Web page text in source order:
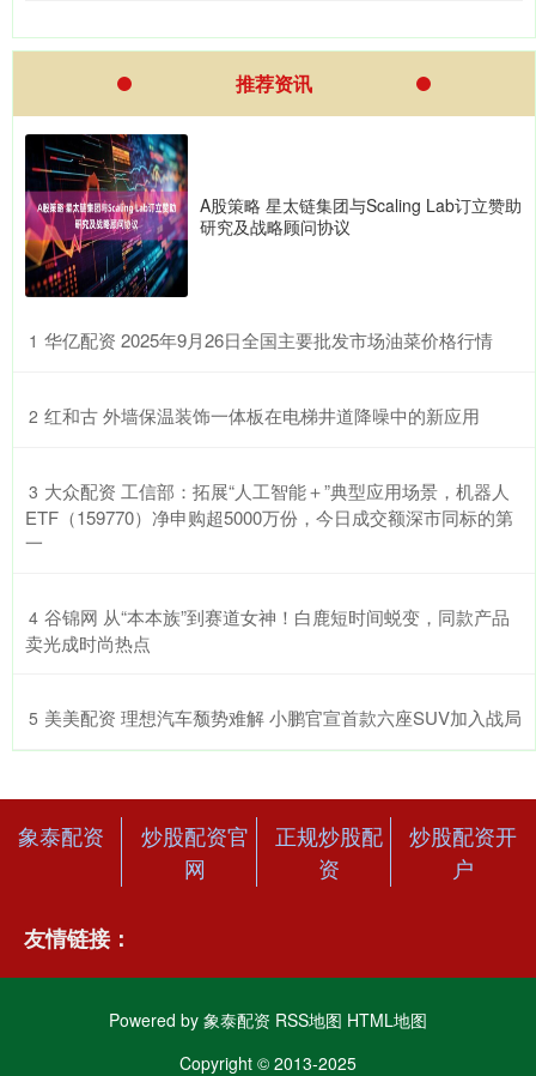
推荐资讯
A股策略 星太链集团与Scaling Lab订立赞助
研究及战略顾问协议
1 ​华亿配资 2025年9月26日全国主要批发市场油菜价格行情
2 ​红和古 外墙保温装饰一体板在电梯井道降噪中的新应用
3 ​大众配资 工信部：拓展“人工智能＋”典型应用场景，机器人
ETF（159770）净申购超5000万份，今日成交额深市同标的第
一
4 ​谷锦网 从“本本族”到赛道女神！白鹿短时间蜕变，同款产品
卖光成时尚热点
5 ​美美配资 理想汽车颓势难解 小鹏官宣首款六座SUV加入战局
象泰配资
炒股配资官
网
正规炒股配
资
炒股配资开
户
友情链接：
Powered by 象泰配资 RSS地图 HTML地图
Copyright © 2013-2025